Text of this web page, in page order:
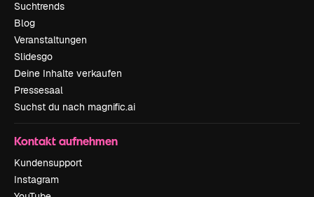
Suchtrends
Blog
Veranstaltungen
Slidesgo
Deine Inhalte verkaufen
Pressesaal
Suchst du nach magnific.ai
Kontakt aufnehmen
Kundensupport
Instagram